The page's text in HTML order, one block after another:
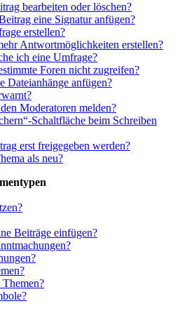
bearbeiten oder löschen?
eine Signatur anfügen?
erstellen?
Antwortmöglichkeiten erstellen?
ich eine Umfrage?
Foren nicht zugreifen?
Dateianhänge anfügen?
Moderatoren melden?
Schaltfläche beim Schreiben
erst freigegeben werden?
als neu?
Beiträge einfügen?
Themen?